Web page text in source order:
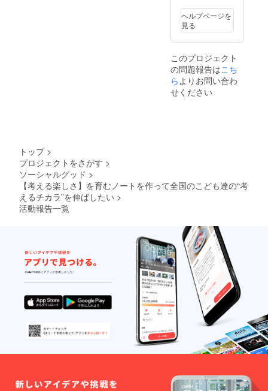
社員・
従業員
様とお
子様向
ワーク
ショッ
プを御
社に訪
問して
担） ※
ワーク
ジュー
ル等は
後日相
談のう
え確定
させて
いただ
きま
す。
（2019
年5月～
2020年
2月まで
に開
ヘルプページを
見る
このプロジェクト
の問題報告はこち
ら よりお問い合わ
せください
トップ >
プロジェクトをさがす >
ソーシャルグッド >
【考える楽しさ】を育むノートを作って全国のこども達の“考
えるチカラ”を伸ばしたい >
活動報告一覧